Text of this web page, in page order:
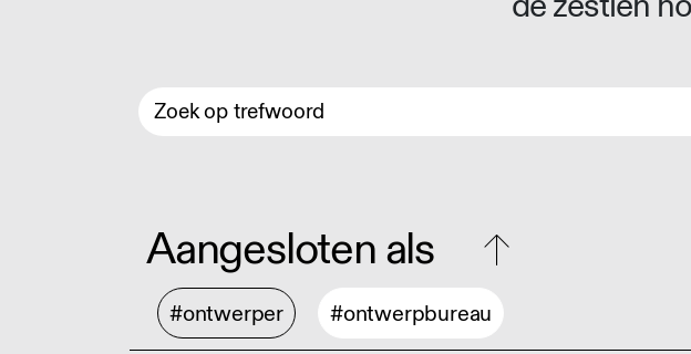
Aangesloten als
#ontwerper #ontwerpbureau